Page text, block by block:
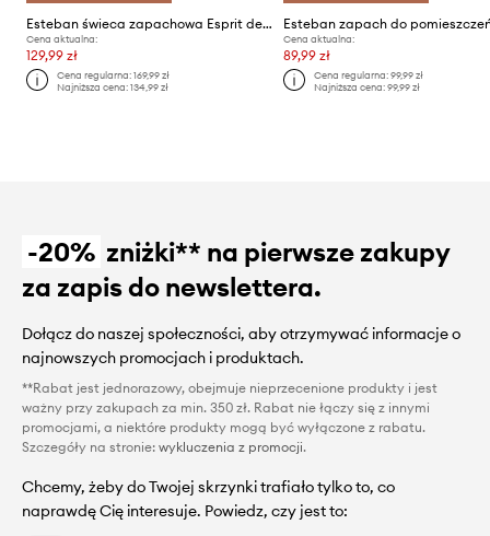
Esteban świeca zapachowa Esprit de thé 180 g
Cena aktualna:
129,99 zł
Cena regularna:169,99 zł
Najniższa cena:134,99 zł
Cena aktualna:
89,99 zł
Cena regularna: 99,99 zł
Najniższa cena: 99,99 zł
-20% zniżki** na pierwsze zakupy
za zapis do newslettera.
Dołącz do naszej społeczności, aby otrzymywać informacje o
najnowszych promocjach i produktach.
**Rabat jest jednorazowy, obejmuje nieprzecenione produkty i jest
ważny przy zakupach za min. 350 zł. Rabat nie łączy się z innymi
promocjami, a niektóre produkty mogą być wyłączone z rabatu.
Szczegóły na stronie: wykluczenia z promocji.
Chcemy, żeby do Twojej skrzynki trafiało tylko to, co
naprawdę Cię interesuje. Powiedz, czy jest to: